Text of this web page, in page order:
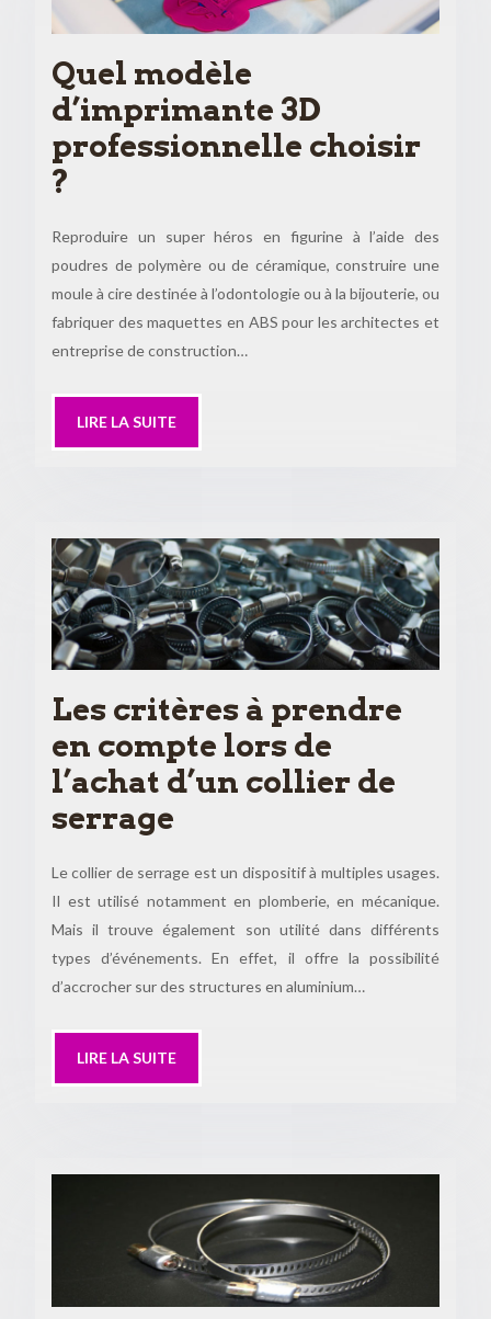
Quel modèle
d’imprimante 3D
professionnelle choisir
?
Reproduire un super héros en figurine à l’aide des
poudres de polymère ou de céramique, construire une
moule à cire destinée à l’odontologie ou à la bijouterie, ou
fabriquer des maquettes en ABS pour les architectes et
entreprise de construction…
LIRE LA SUITE
Les critères à prendre
en compte lors de
l’achat d’un collier de
serrage
Le collier de serrage est un dispositif à multiples usages.
Il est utilisé notamment en plomberie, en mécanique.
Mais il trouve également son utilité dans différents
types d’événements. En effet, il offre la possibilité
d’accrocher sur des structures en aluminium…
LIRE LA SUITE